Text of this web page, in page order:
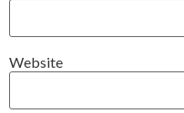
Website